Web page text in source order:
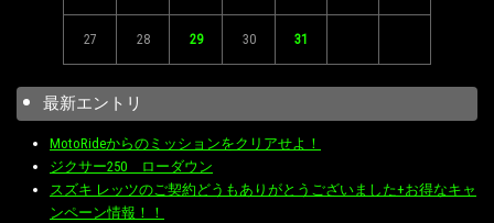
27 28 29 30 31
最新エントリ
MotoRideからのミッションをクリアせよ！
ジクサー250 ローダウン
スズキ レッツのご契約どうもありがとうございました+お得なキャ
ンペーン情報！！